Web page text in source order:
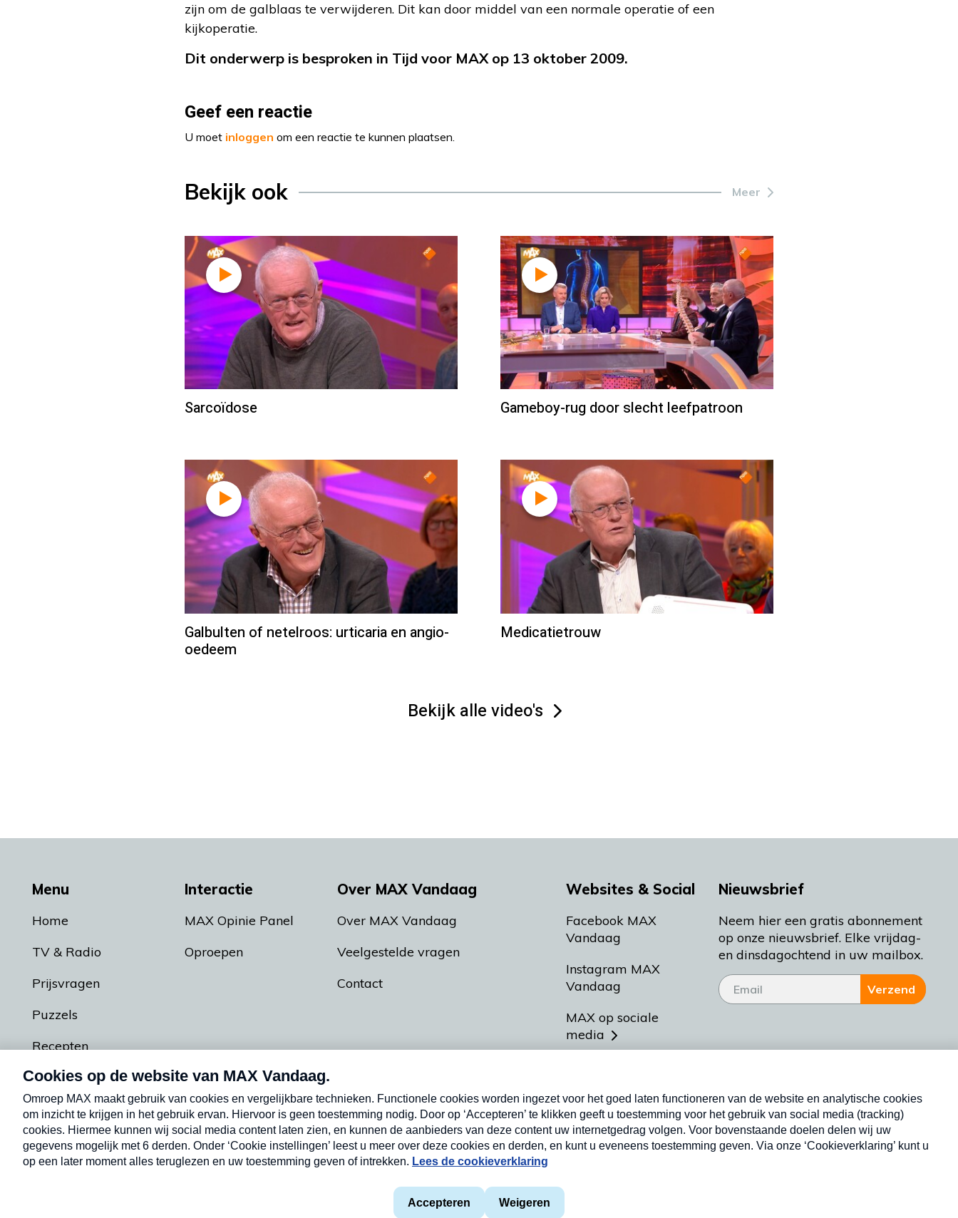
zijn om de galblaas te verwijderen. Dit kan door middel van een normale operatie of een
kijkoperatie.
Dit onderwerp is besproken in Tijd voor MAX op 13 oktober 2009.
Geef een reactie
U moet inloggen om een reactie te kunnen plaatsen.
Bekijk ook Meer
Sarcoïdose Gameboy-rug door slecht leefpatroon
Galbulten of netelroos: urticaria en angio-
oedeem
Medicatietrouw
Bekijk alle video's
Menu
Home
TV & Radio
Prijsvragen
Puzzels
Recepten
Podcasts
Interactie
MAX Opinie Panel
Oproepen
Over MAX Vandaag
Over MAX Vandaag
Veelgestelde vragen
Contact
Websites & Social
Facebook MAX
Vandaag
Instagram MAX
Vandaag
MAX op sociale
media
Meldpunt Actueel
Heel Holland Bakt
Nieuwsbrief
Neem hier een gratis abonnement
op onze nieuwsbrief. Elke vrijdag-
en dinsdagochtend in uw mailbox.
Verzend
Privacyverklaring Cookieverklaring
Nieuwsbrief
Neem hier een gratis abonnement op onze